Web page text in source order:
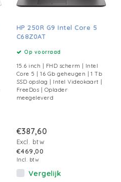
HP 250R G9 Intel Core 5
C68Z0AT
Op voorraad
15.6 inch | FHD scherm | Intel
Core 5 | 16 Gb geheugen | 1 Tb
SSD opslag | Intel Videokaart |
FreeDos | Oplader
meegeleverd
€387,60
Excl. btw
€469,00
Incl. btw
Vergelijk